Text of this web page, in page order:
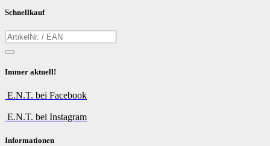
Schnellkauf
Immer aktuell!
E.N.T. bei Facebook
E.N.T. bei Instagram
Informationen